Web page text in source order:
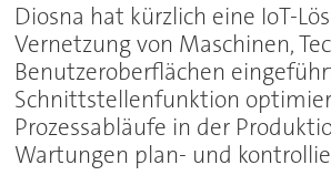
Diosna hat kürzlich eine IoT-
Vernetzung von Maschinen,
Benutzeroberflächen
Schnittstellenfunktion
Prozessabläufe in der
Wartungen plan- und